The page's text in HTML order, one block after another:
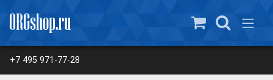
+7 495 971-77-28